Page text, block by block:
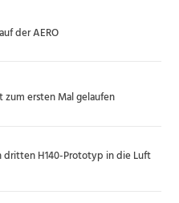
der AERO
zum ersten Mal gelaufen
H140-Prototyp in die Luft